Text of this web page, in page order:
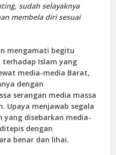
sudah selayaknya
membela diri sesuai
mengamati begitu
terhadap Islam yang
media-media Barat,
dengan
serangan media massa
Upaya menjawab segala
disebarkan media-
dengan
benar dan lihai.